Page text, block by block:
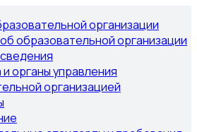
организации
образовательной организации
органы управления
организацией